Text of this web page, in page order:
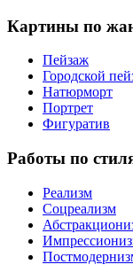
Картины по
Пейзаж
Городской
Натюрморт
Портрет
Фигуратив
Работы по
Реализм
Соцреализм